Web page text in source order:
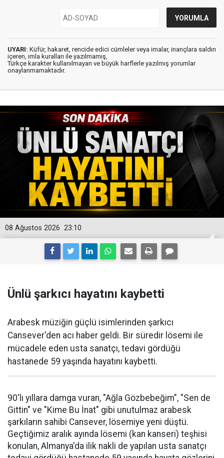
UYARI: Küfür, hakaret, rencide edici cümleler veya imalar, inançlara saldırı
içeren, imla kuralları ile yazılmamış,
Türkçe karakter kullanılmayan ve büyük harflerle yazılmış yorumlar
onaylanmamaktadır.
23:10
08 Ağustos 2026
Ünlü şarkıcı hayatını kaybetti
Arabesk müziğin güçlü isimlerinden şarkıcı
Cansever'den acı haber geldi. Bir süredir lösemi ile
mücadele eden usta sanatçı, tedavi gördüğü
hastanede 59 yaşında hayatını kaybetti.
90'lı yıllara damga vuran, "Ağla Gözbebeğim", "Sen de
Gittin" ve "Kime Bu İnat" gibi unutulmaz arabesk
şarkıların sahibi Cansever, lösemiye yeni düştü.
Geçtiğimiz aralık ayında lösemi (kan kanseri) teşhisi
konulan, Almanya'da ilik nakli de yapılan usta sanatçı